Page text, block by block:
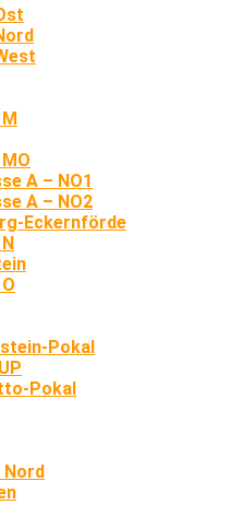
A – NO1
A – NO2
Eckernförde
Pokal
Pokal
Nord